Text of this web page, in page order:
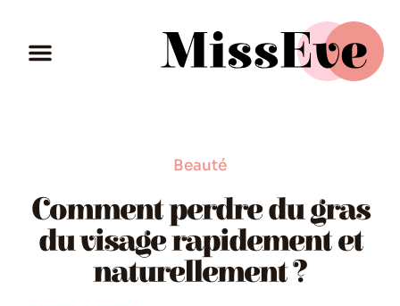
Beauté
Comment perdre du gras
du visage rapidement et
naturellement ?